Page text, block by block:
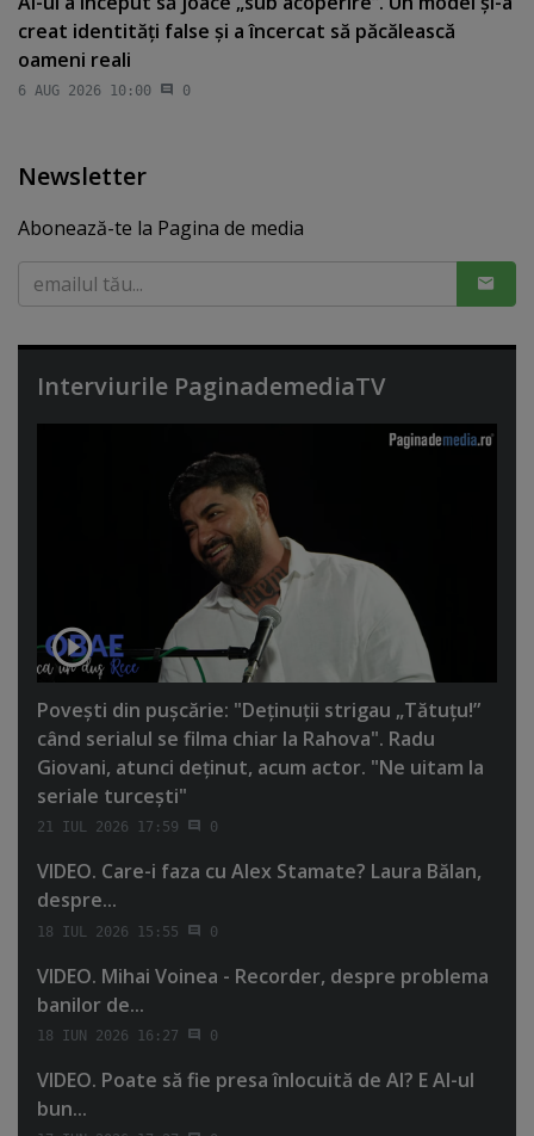
creat identităţi false şi a încercat să păcălească
oameni reali
6 AUG 2026 10:00 0
Newsletter
Abonează-te la Pagina de media
Interviurile PaginademediaTV
Poveşti din puşcărie: "Deţinuţii strigau „Tătuţu!”
când serialul se filma chiar la Rahova". Radu
Giovani, atunci deţinut, acum actor. "Ne uitam la
seriale turceşti"
21 IUL 2026 17:59 0
VIDEO. Care-i faza cu Alex Stamate? Laura Bălan,
despre...
18 IUL 2026 15:55 0
VIDEO. Mihai Voinea - Recorder, despre problema
banilor de...
18 IUN 2026 16:27 0
VIDEO. Poate să fie presa înlocuită de AI? E AI-ul
bun...